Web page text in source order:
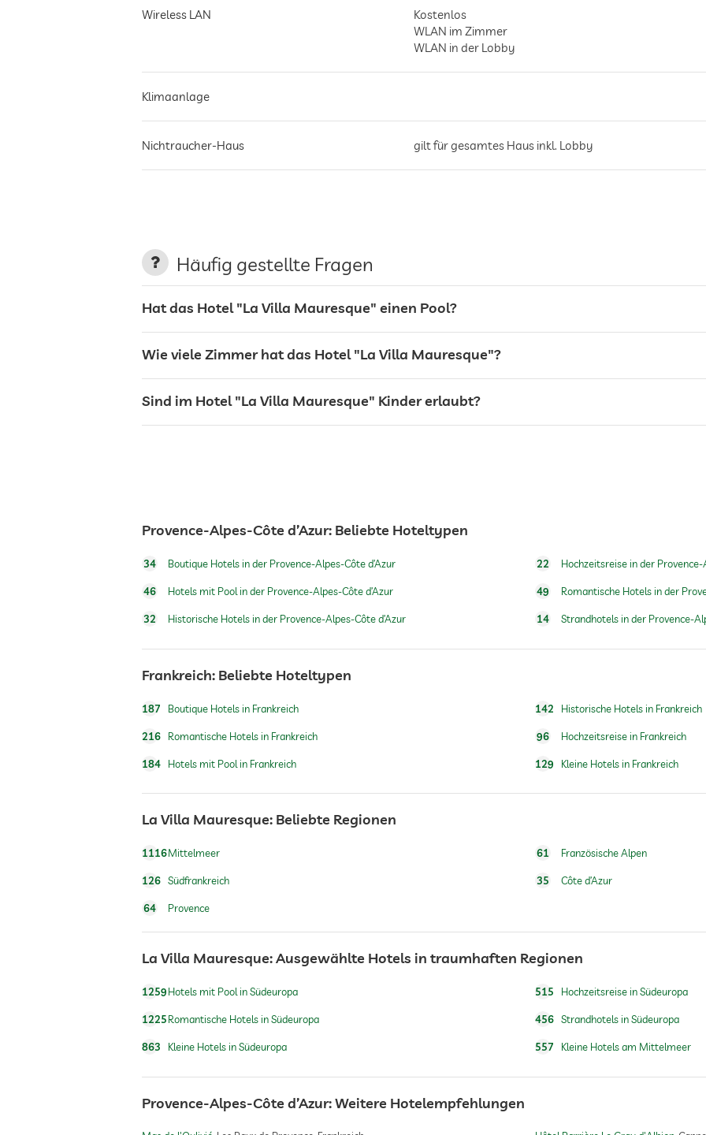
Wireless LAN
Kostenlos
WLAN im Zimmer
WLAN in der Lobby
Klimaanlage
Nichtraucher-Haus gilt für gesamtes Haus inkl. Lobby
Rezeption 24h Empfang
Zimmerservice
Flughafen Shuttle
Shuttle zu Attraktionen
Hunde erlaubt
Hundeverpflegung
Wasser/Futternäpfe auf Anfrage im Zimmer
Außenpool
Wassersportmöglichkeiten
Fitnessraum
Häufig gestellte Fragen
Hat das Hotel "La Villa Mauresque" einen Pool?
Wie viele Zimmer hat das Hotel "La Villa Mauresque"?
Sind im Hotel "La Villa Mauresque" Kinder erlaubt?
Provence-Alpes-Côte d’Azur: Beliebte Hoteltypen
34 Boutique Hotels in der Provence-Alpes-Côte d’Azur
46 Hotels mit Pool in der Provence-Alpes-Côte d’Azur
32 Historische Hotels in der Provence-Alpes-Côte d’Azur
22 Hochzeitsreise in der Provence-
49 Romantische Hotels in der
14 Strandhotels in der Provence-
Frankreich: Beliebte Hoteltypen
187 Boutique Hotels in Frankreich
216 Romantische Hotels in Frankreich
184 Hotels mit Pool in Frankreich
142 Historische Hotels in Frankreich
96 Hochzeitsreise in Frankreich
129 Kleine Hotels in Frankreich
La Villa Mauresque: Beliebte Regionen
1116Mittelmeer
126 Südfrankreich
64 Provence
61 Französische Alpen
35 Côte d’Azur
La Villa Mauresque: Ausgewählte Hotels in traumhaften Regionen
1259Hotels mit Pool in Südeuropa
1225Romantische Hotels in Südeuropa
863 Kleine Hotels in Südeuropa
515 Hochzeitsreise in Südeuropa
456 Strandhotels in Südeuropa
557 Kleine Hotels am Mittelmeer
Provence-Alpes-Côte d’Azur: Weitere Hotelempfehlungen